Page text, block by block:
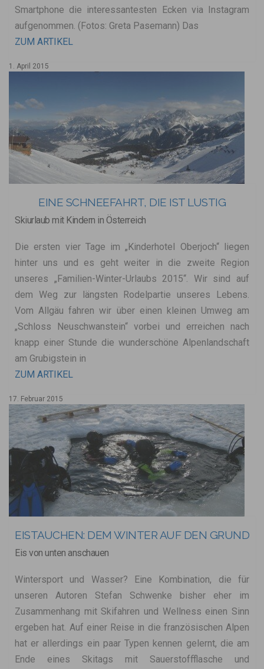
Smartphone die interessantesten Ecken via Instagram
aufgenommen. (Fotos: Greta Pasemann) Das
ZUM ARTIKEL
1. April 2015
EINE SCHNEEFAHRT, DIE IST LUSTIG
Skiurlaub mit Kindern in Österreich
Die ersten vier Tage im „Kinderhotel Oberjoch“ liegen
hinter uns und es geht weiter in die zweite Region
unseres „Familien-Winter-Urlaubs 2015“. Wir sind auf
dem Weg zur längsten Rodelpartie unseres Lebens.
Vom Allgäu fahren wir über einen kleinen Umweg am
„Schloss Neuschwanstein“ vorbei und erreichen nach
knapp einer Stunde die wunderschöne Alpenlandschaft
am Grubigstein in
ZUM ARTIKEL
17. Februar 2015
EISTAUCHEN: DEM WINTER AUF DEN GRUND
Eis von unten anschauen
Wintersport und Wasser? Eine Kombination, die für
unseren Autoren Stefan Schwenke bisher eher im
Zusammenhang mit Skifahren und Wellness einen Sinn
ergeben hat. Auf einer Reise in die französischen Alpen
hat er allerdings ein paar Typen kennen gelernt, die am
Ende eines Skitags mit Sauerstoffflasche und